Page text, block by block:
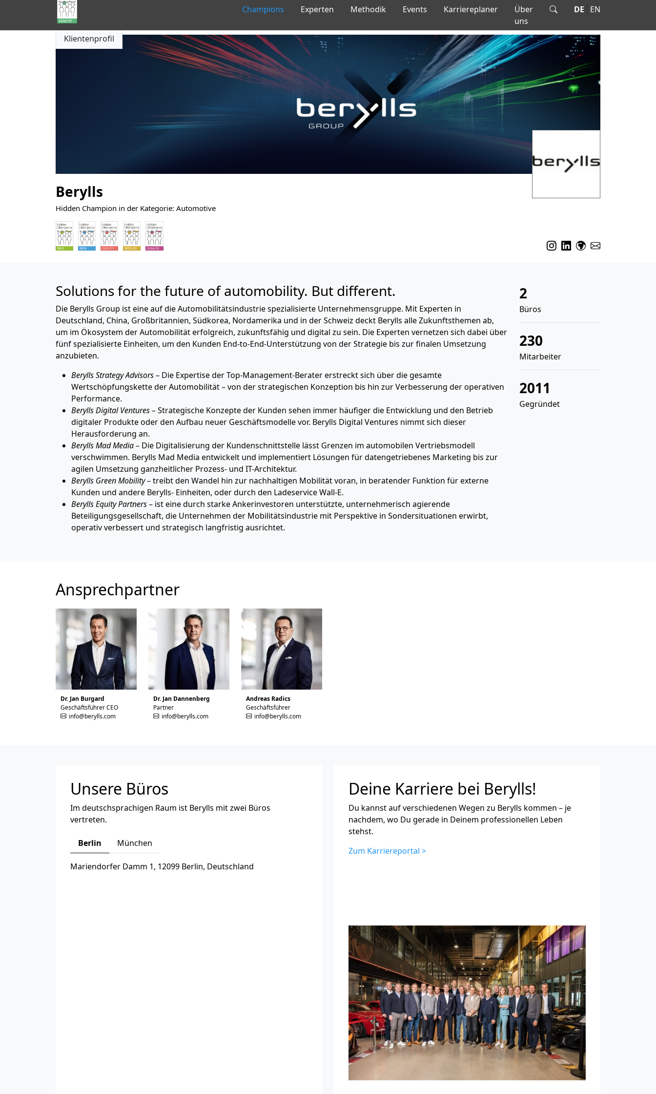
Hidden
Champions
of
Champions Experten Methodik Events Karriereplaner
Über
uns
DE EN
Klientenprofil
Berylls
Hidden Champion in der Kategorie: Automotive
Solutions for the future of automobility. But different.
Die Berylls Group ist eine auf die Automobilitätsindustrie spezialisierte Unternehmensgruppe. Mit Experten in
Deutschland, China, Großbritannien, Südkorea, Nordamerika und in der Schweiz deckt Berylls alle Zukunftsthemen ab,
um im Ökosystem der Automobilität erfolgreich, zukunftsfähig und digital zu sein. Die Experten vernetzen sich dabei über
fünf spezialisierte Einheiten, um den Kunden End-to-End-Unterstützung von der Strategie bis zur finalen Umsetzung
anzubieten.
Berylls Strategy Advisors– Die Expertise der Top-Management-Berater erstreckt sich über die gesamte
Wertschöpfungskette der Automobilität – von der strategischen Konzeption bis hin zur Verbesserung der operativen
Performance.
Berylls Digital Ventures– Strategische Konzepte der Kunden sehen immer häufiger die Entwicklung und den Betrieb
digitaler Produkte oder den Aufbau neuer Geschäftsmodelle vor. Berylls Digital Ventures nimmt sich dieser
Herausforderung an.
Berylls Mad Media– Die Digitalisierung der Kundenschnittstelle lässt Grenzen im automobilen Vertriebsmodell
verschwimmen. Berylls Mad Media entwickelt und implementiert Lösungen für datengetriebenes Marketing bis zur
agilen Umsetzung ganzheitlicher Prozess- und IT-Architektur.
Berylls Green Mobility– treibt den Wandel hin zur nachhaltigen Mobilität voran, in beratender Funktion für externe
Kunden und andere Berylls- Einheiten, oder durch den Ladeservice Wall-E.
Berylls Equity Partners– ist eine durch starke Ankerinvestoren unterstützte, unternehmerisch agierende
Beteiligungsgesellschaft, die Unternehmen der Mobilitätsindustrie mit Perspektive in Sondersituationen erwirbt,
operativ verbessert und strategisch langfristig ausrichtet.
2
Büros
230
Mitarbeiter
2011
Gegründet
Ansprechpartner
Dr. Jan Burgard
Geschäftsführer CEO
info@berylls.com
Dr. Jan Dannenberg
Partner
info@berylls.com
Andreas Radics
Geschäftsführer
info@berylls.com
Unsere Büros
Im deutschsprachigen Raum ist Berylls mit zwei Büros
vertreten.
Berlin München
Mariendorfer Damm 1, 12099 Berlin, Deutschland
Deine Karriere bei Berylls!
Du kannst auf verschiedenen Wegen zu Berylls kommen – je
nachdem, wo Du gerade in Deinem professionellen Leben
stehst.
Zum Karriereportal >